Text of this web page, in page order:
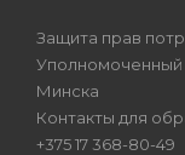
Защита прав
Уполномоченный
Минска
Контакты для
+375 17 368-80-49